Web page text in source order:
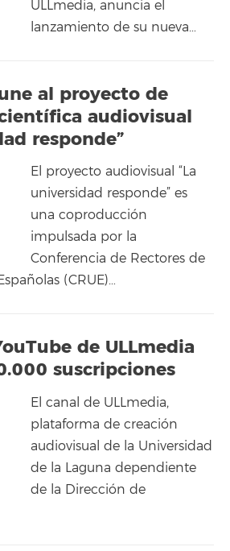
ULLmedia, anuncia el
lanzamiento de su nueva…
al proyecto de
audiovisual
responde”
El proyecto audiovisual “La
universidad responde” es
una coproducción
impulsada por la
Conferencia de Rectores de
(CRUE)…
de ULLmedia
suscripciones
El canal de ULLmedia,
plataforma de creación
audiovisual de la Universidad
de la Laguna dependiente
de la Dirección de